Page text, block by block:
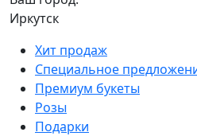
Иркутск
Хит продаж
Специальное
Премиум букеты
Розы
Подарки